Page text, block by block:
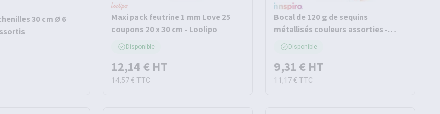
30 cm Ø 6
Maxi pack feutrine 1 mm Love 25
coupons 20 x 30 cm - Loolipo
Disponible
12,14 € HT
14,57 € TTC
Bocal de 120 g de sequins
métallisés couleurs assorties -
InnspiroDisponible
9,31 € HT
11,17 € TTC